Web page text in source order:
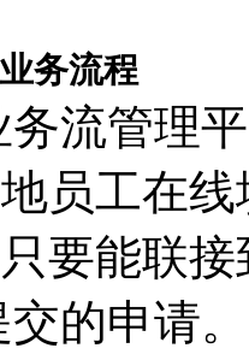
务流程
流管理
员工在
要能联
的申请